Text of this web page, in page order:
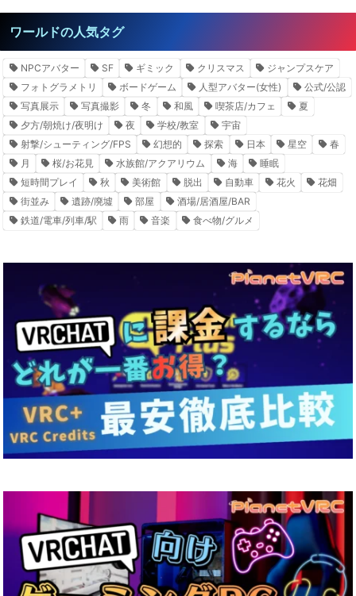
ワールドの人気タグ
NPCアバター SF ギミック クリスマス
ジャンプスケア
フォトグラメトリ
ボードゲーム 人型アバター(女性)
公式/公認
写真展示
写真撮影 冬 和風 喫茶店/カフェ
夏
夕方/朝焼け/夜明け
夜 学校/教室
宇宙
射撃/シューティング/FPS
幻想的 探索 日本 星空
春
月
桜/お花見 水族館/アクアリウム 海
睡眠
短時間プレイ
秋 美術館 脱出 自動車 花火
花畑
街並み
遺跡/廃墟 部屋
酒場/居酒屋/BAR
鉄道/電車/列車/駅
雨 音楽 食べ物/グルメ